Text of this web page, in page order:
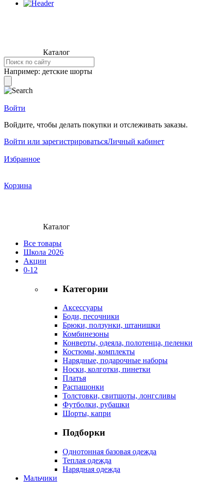
Каталог
Например: детские шорты
Войти
Войдите, чтобы делать покупки и отслеживать заказы.
Войти или зарегистрироватьсяЛичный кабинет
Избранное
Корзина
Каталог
Все товары
Школа 2026
Акции
0-12
Категории
Аксессуары
Боди, песочники
Брюки, ползунки, штанишки
Комбинезоны
Конверты, одеяла, полотенца, пеленки
Костюмы, комплекты
Нарядные, подарочные наборы
Носки, колготки, пинетки
Платья
Распашонки
Толстовки, свитшоты, лонгсливы
Футболки, рубашки
Шорты, капри
Подборки
Однотонная базовая одежда
Теплая одежда
Нарядная одежда
Мальчики